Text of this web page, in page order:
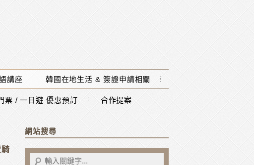
講座 韓國在地生活 & 簽證申請相關
票 / 一日遊 優惠預訂 合作提案
網站搜尋